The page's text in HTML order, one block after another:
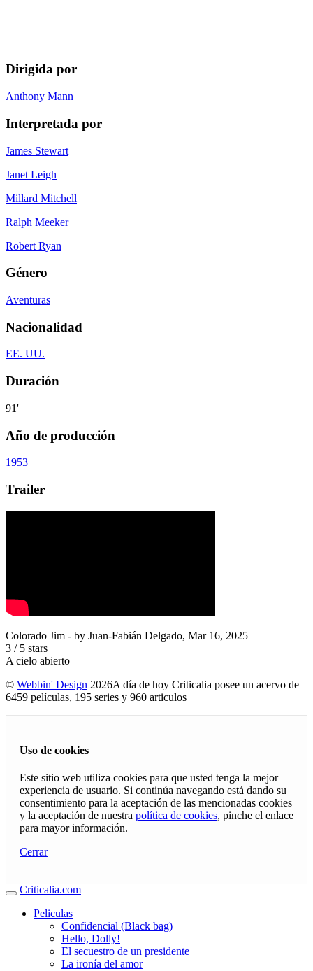
Dirigida por
Anthony Mann
Interpretada por
James Stewart
Janet Leigh
Millard Mitchell
Ralph Meeker
Robert Ryan
Género
Aventuras
Nacionalidad
EE. UU.
Duración
91'
Año de producción
1953
Trailer
Colorado Jim - by Juan-Fabián Delgado, Mar 16, 2025
3 / 5 stars
A cielo abierto
© Webbin' Design 2026A día de hoy Criticalia posee un acervo de
6459 películas, 195 series y 960 articulos
Uso de cookies
Este sitio web utiliza cookies para que usted tenga la mejor
experiencia de usuario. Si continúa navegando está dando su
consentimiento para la aceptación de las mencionadas cookies
y la aceptación de nuestra política de cookies, pinche el enlace
para mayor información.
Cerrar
Criticalia.com
Peliculas
Confidencial (Black bag)
Hello, Dolly!
El secuestro de un presidente
La ironía del amor